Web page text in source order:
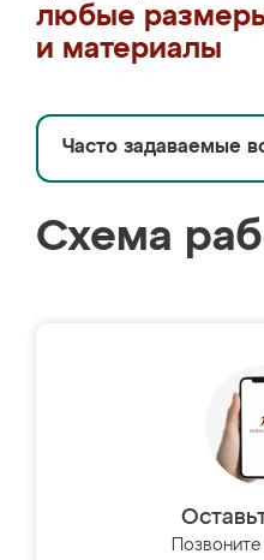
любые
и материалы
Часто задаваемые
Схема